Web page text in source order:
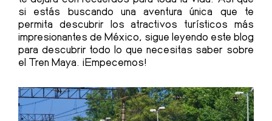
si estás buscando una aventura única que te
permita descubrir los atractivos turísticos más
impresionantes de México, sigue leyendo este blog
para descubrir todo lo que necesitas saber sobre
el Tren Maya. ¡Empecemos!